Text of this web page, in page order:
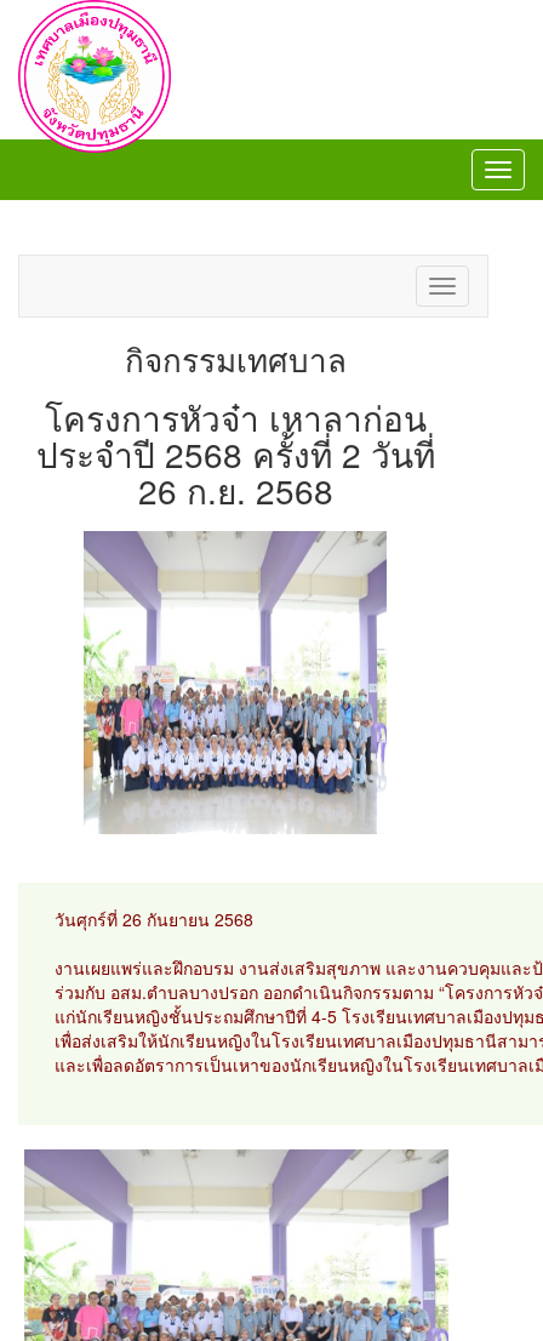
Toggle
navigation
กิจกรรมเทศบาล
โครงการหัวจ๋า เหาลาก่อน
ประจำปี 2568 ครั้งที่ 2 วันที่
26 ก.ย. 2568
วันศุกร์ที่ 26 กันยายน 2568
งานเผยแพร่และฝึกอบรม งานส่งเสริมสุขภาพ และงานควบคุมแล
ร่วมกับ อสม.ตำบลบางปรอก ออกดำเนินกิจกรรมตาม “โครงการหัว
แก่นักเรียนหญิงชั้นประถมศึกษาปีที่ 4-5 โรงเรียนเทศบาลเมืองปทุม
เพื่อส่งเสริมให้นักเรียนหญิงในโรงเรียนเทศบาลเมืองปทุมธานีสา
และเพื่อลดอัตราการเป็นเหาของนักเรียนหญิงในโรงเรียนเทศบาล